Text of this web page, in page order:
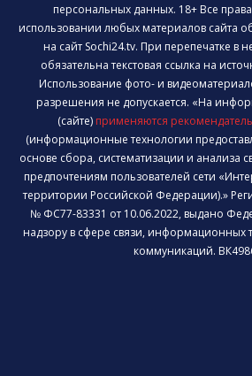
персональных данных. 18+ Все
использовании любых материалов сайта
на сайт Sochi24.tv. При перепечатке в
обязательна текстовая ссылка на
Использование фото- и
разрешения не допускается. «На
(сайте) применяются
(информационные технологии
основе сбора, систематизации и анализа
предпочтениям пользователей сети
территории Российской Федерации).»
№ ФС77-83331 от 10.06.2022, выдано
надзору в сфере связи, информационных
коммуникаций.